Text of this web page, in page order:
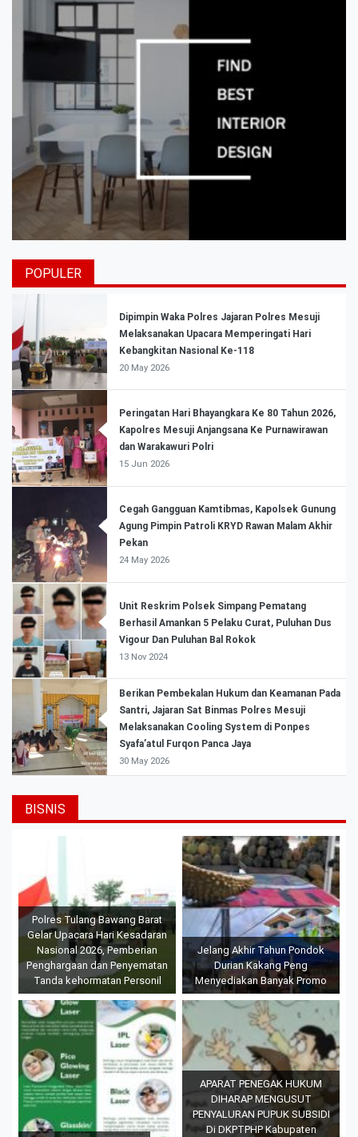
POPULER
Dipimpin Waka Polres Jajaran Polres Mesuji
Melaksanakan Upacara Memperingati Hari
Kebangkitan Nasional Ke-118
20 May 2026
Peringatan Hari Bhayangkara Ke 80 Tahun 2026,
Kapolres Mesuji Anjangsana Ke Purnawirawan
dan Warakawuri Polri
15 Jun 2026
Cegah Gangguan Kamtibmas, Kapolsek Gunung
Agung Pimpin Patroli KRYD Rawan Malam Akhir
Pekan
24 May 2026
Unit Reskrim Polsek Simpang Pematang
Berhasil Amankan 5 Pelaku Curat, Puluhan Dus
Vigour Dan Puluhan Bal Rokok
13 Nov 2024
Berikan Pembekalan Hukum dan Keamanan Pada
Santri, Jajaran Sat Binmas Polres Mesuji
Melaksanakan Cooling System di Ponpes
Syafa’atul Furqon Panca Jaya
30 May 2026
BISNIS
Polres Tulang Bawang Barat
Gelar Upacara Hari Kesadaran
Nasional 2026, Pemberian
Penghargaan dan Penyematan
Tanda kehormatan Personil
Jelang Akhir Tahun Pondok
Durian Kakang Peng
Menyediakan Banyak Promo
APARAT PENEGAK HUKUM
DIHARAP MENGUSUT
PENYALURAN PUPUK SUBSIDI
Di DKPTPHP Kabupaten